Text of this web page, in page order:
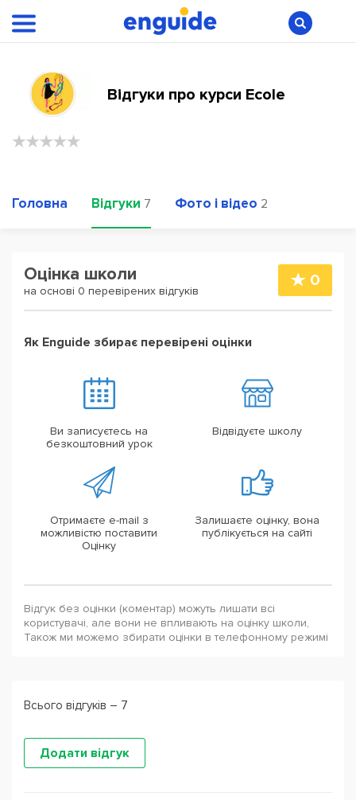
Відгуки про курси Ecole
Головна Відгуки 7 Фото і відео 2
Оцінка школи
на основі 0 перевірених відгуків
0
Як Enguide збирає перевірені оцінки
Ви записуєтесь на
безкоштовний урок
Відвідуєте школу
Отримаєте e-mail з
можливістю поставити
Оцінку
Залишаєте оцінку, вона
публікується на сайті
Відгук без оцінки (коментар) можуть лишати всі
користувачі, але вони не впливають на оцінку школи,
Також ми можемо збирати оцінки в телефонному режимі
Всього відгуків – 7
Додати відгук